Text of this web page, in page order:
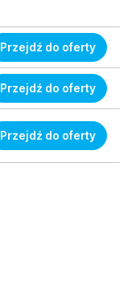
Przejdź do oferty
Przejdź do oferty
Przejdź do oferty